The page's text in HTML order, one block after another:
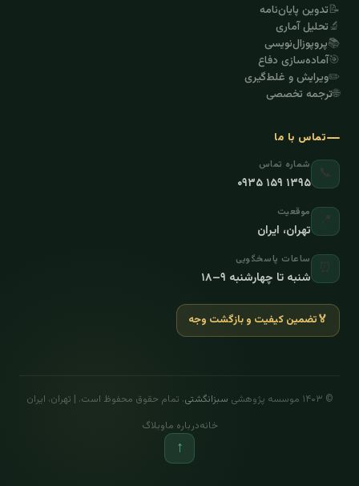
📝تدوین پایان‌نامه
🔬تحلیل آماری
📚پروپوزال‌نویسی
🎯آماده‌سازی دفاع
✏️ویرایش و غلط‌گیری
🌐ترجمه تخصصی
تماس با ما
📞 شماره تماس
۰۹۳۵ ۱۵۹ ۱۳۹۵
📍 موقعیت
تهران، ایران
⏰ ساعات پاسخگویی
شنبه تا چهارشنبه ۹–۱۸
🏅تضمین کیفیت و بازگشت وجه
© ۱۴۰۳ موسسه پژوهشی سبزانگشتی. تمام حقوق محفوظ است. | تهران، ایران
خانهدرباره ماوبلاگ
↑